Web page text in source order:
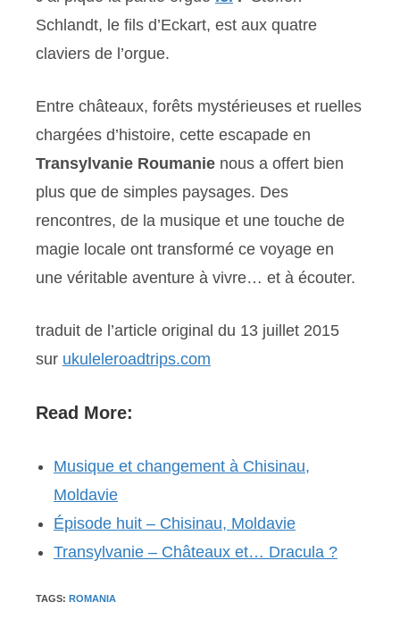
Schlandt, le fils d’Eckart, est aux quatre
claviers de l’orgue.
Entre châteaux, forêts mystérieuses et ruelles
chargées d’histoire, cette escapade en
Transylvanie Roumanie nous a offert bien
plus que de simples paysages. Des
rencontres, de la musique et une touche de
magie locale ont transformé ce voyage en
une véritable aventure à vivre… et à écouter.
traduit de l’article original du 13 juillet 2015
sur ukuleleroadtrips.com
Read More:
Musique et changement à Chisinau,
Moldavie
Épisode huit – Chisinau, Moldavie
Transylvanie – Châteaux et… Dracula ?
TAGS: ROMANIA